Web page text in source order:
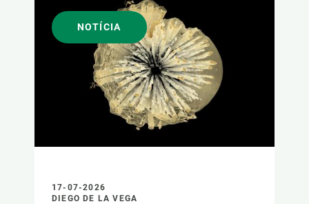
NOTÍCIA
17-07-2026
DIEGO DE LA VEGA